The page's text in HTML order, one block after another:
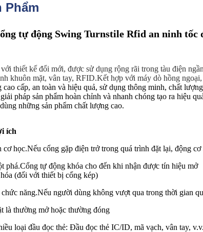
Phẩm
tự động Swing Turnstile Rfid an ninh tốc
thiết kế đổi mới, được sử dụng rộng rãi trong tàu điện
khuôn mặt, vân tay, RFID.Kết hợp với máy dò hồng
cấp, an toàn và hiệu quả, sử dụng thông minh, chất
pháp sản phẩm hoàn chỉnh và nhanh chóng tạo ra hiệu
những sản phẩm chất lượng cao.
ích
học.Nếu cổng gặp điện trở trong quá trình đặt lại, động
phá.Cổng tự động khóa cho đến khi nhận được tín hiệu mở
(đối với thiết bị cổng kép)
năng.Nếu người dùng không vượt qua trong thời gian
là thường mở hoặc thường đóng
loại đầu đọc thẻ: Đầu đọc thẻ IC/ID, mã vạch, vân tay,